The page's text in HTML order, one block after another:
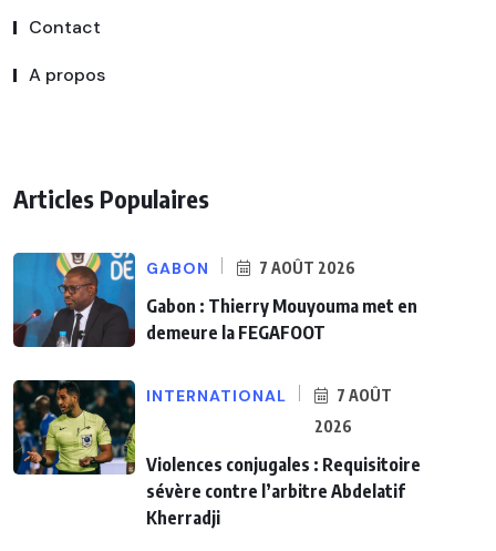
Contact
A propos
Articles Populaires
GABON 7 AOÛT 2026
Gabon : Thierry Mouyouma met en
demeure la FEGAFOOT
INTERNATIONAL
7 AOÛT
2026
Violences conjugales : Requisitoire
sévère contre l’arbitre Abdelatif
Kherradji